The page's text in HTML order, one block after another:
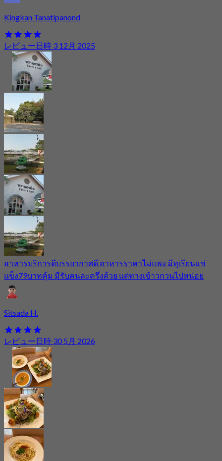
Kingkan Tanatipanond
レビュー日時 3 12月 2025
อาหารบริการดีบรรยากาศดี อาหารราคาไม่แพง มีทุเรียนแช่
แข็ง79บาทคุ้ม มีรับคนละครึ่งด้วย แต่ทางเข้าวกวนไปหน่อย
Sitsada H.
レビュー日時 30 5月 2026